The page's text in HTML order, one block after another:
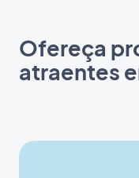
Ofereça
atraentes